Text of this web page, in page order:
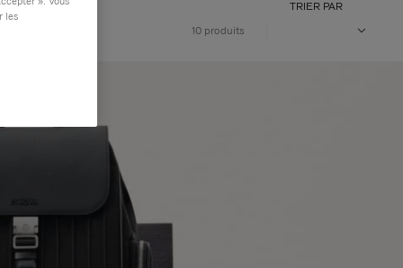
10 produits
TRIER PAR
les